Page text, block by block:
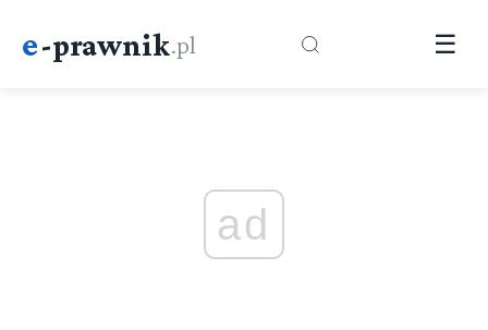
e-prawnik.pl ☰
ad